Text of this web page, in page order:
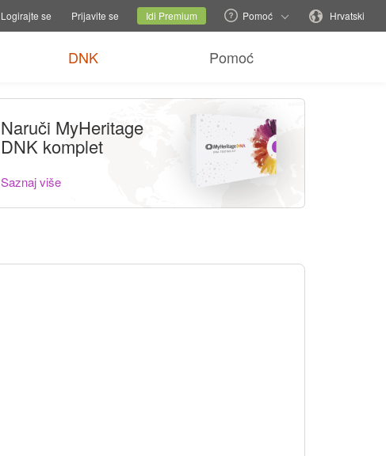
Promijeni obiteljsku stranicuTrenutna stranica
Logirajte se Prijavite se Idi Premium Pomoć Hrvatski
DNK Pomoć
Naruči MyHeritage
DNK komplet
Saznaj više